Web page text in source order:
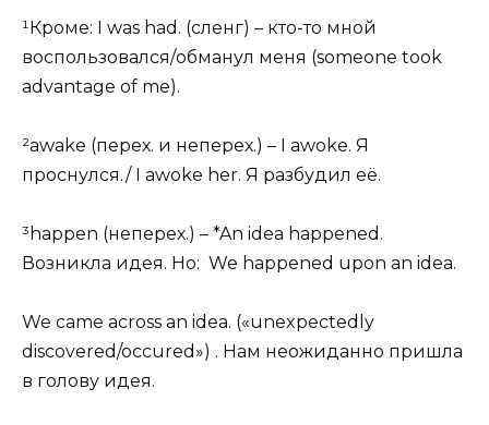
¹Кроме: I was had. (сленг) – кто-то мной
воспользовался/обманул меня (someone took
advantage of me).
²awake (перех. и неперех.) – I awoke. Я
проснулся./ I awoke her. Я разбудил её.
³happen (неперех.) – *An idea happened.
Возникла идея. Но: We happened upon an idea.
We came across an idea. («unexpectedly
discovered/occured») . Нам неожиданно пришла
в голову идея.